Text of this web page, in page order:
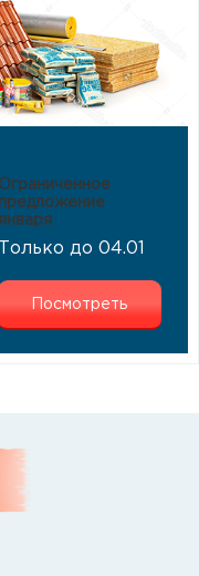
Ограниченное
предложение
января
Только до 04.01
Посмотреть